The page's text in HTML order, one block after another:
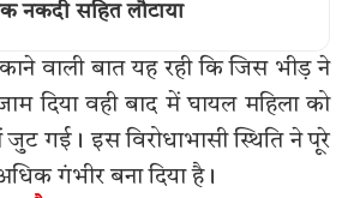
नकदी सहित लौटाया
वाली बात यह रही कि जिस भीड़ ने
दिया वही बाद में घायल महिला को
गई। इस विरोधाभासी स्थिति ने पूरे
गंभीर बना दिया है।